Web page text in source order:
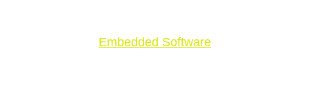
Embedded Software